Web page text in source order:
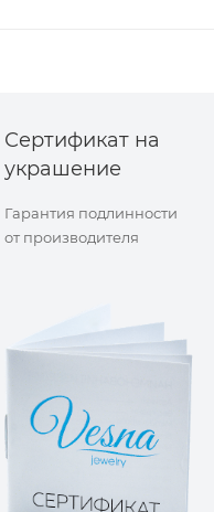
Сертификат на
украшение
Гарантия подлинности
от производителя